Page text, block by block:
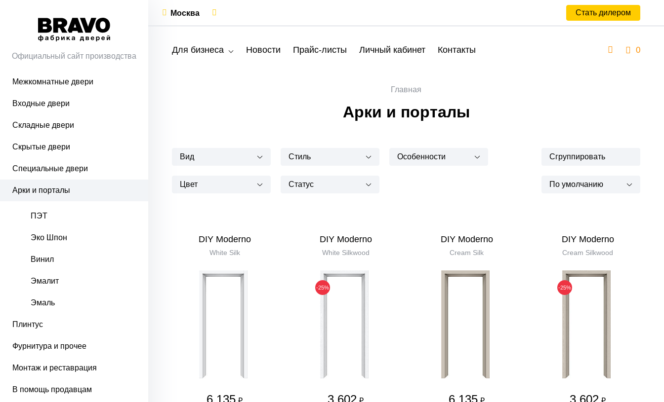
Официальный сайт производства
Межкомнатные двери
Входные двери
Складные двери
Скрытые двери
Специальные двери
Арки и порталы
ПЭТ
Эко Шпон
Винил
Эмалит
Эмаль
Плинтус
Фурнитура и прочее
Монтаж и реставрация
В помощь продавцам
Москва Стать дилером
Для бизнеса Новости Прайс-листы Личный кабинет Контакты 0
Главная
Арки и порталы
Вид Стиль Особенности
Цвет Статус
Сгруппировать
По умолчанию
DIY Moderno
White Silk
6 135
DIY Moderno
White Silkwood
-25%
3 602
DIY Moderno
Cream Silk
6 135
DIY Moderno
Cream Silkwood
-25%
3 602